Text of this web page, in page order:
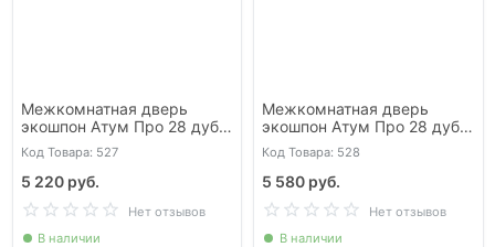
Межкомнатная дверь
экошпон Атум Про 28 дуб
каменный со стеклом
Код Товара: 527
5 220 руб.
Нет отзывов
В наличии
Межкомнатная дверь
экошпон Атум Про 28 дуб
каменный со стеклом
лакобель чёрный
Код Товара: 528
5 580 руб.
Нет отзывов
В наличии